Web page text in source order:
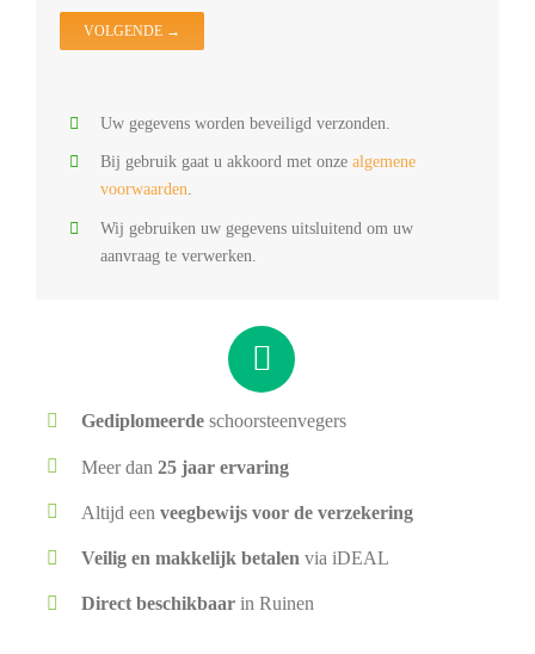
Uw gegevens worden beveiligd verzonden.
Bij gebruik gaat u akkoord met onze algemene
voorwaarden.
Wij gebruiken uw gegevens uitsluitend om uw
aanvraag te verwerken.
Gediplomeerde schoorsteenvegers
Meer dan25 jaar ervaring
Altijd eenveegbewijs voor de verzekering
Veilig en makkelijk betalen via iDEAL
Direct beschikbaar in Ruinen